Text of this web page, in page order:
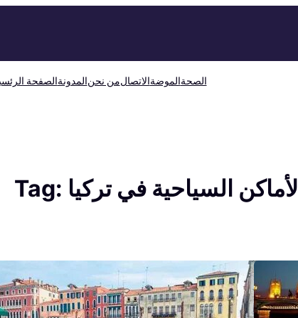
الصفحةالمدونةمن نحنالاتصالالموضةالصحة
Tag: الأماكن السياحية في تركيا